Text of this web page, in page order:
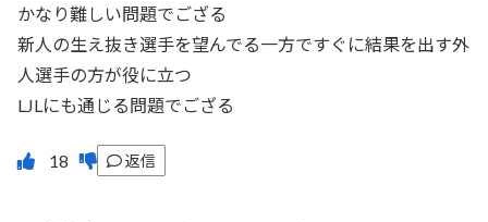
かなり難しい問題でござる
新人の生え抜き選手を望んでる一方ですぐに結果を出す外
人選手の方が役に立つ
LJLにも通じる問題でござる
返信